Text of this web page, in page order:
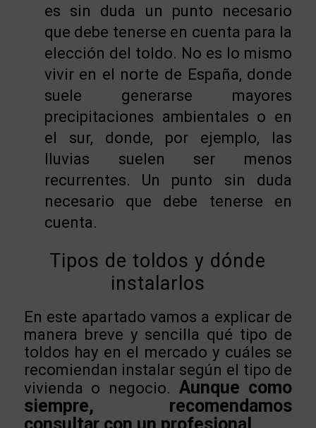
es sin duda un punto necesario
que debe tenerse en cuenta para la
elección del toldo. No es lo mismo
vivir en el norte de España, donde
suele generarse mayores
precipitaciones ambientales o en
el sur, donde, por ejemplo, las
lluvias suelen ser menos
recurrentes. Un punto sin duda
necesario que debe tenerse en
cuenta.
Tipos de toldos y dónde
instalarlos
En este apartado vamos a explicar de
manera breve y sencilla qué tipo de
toldos hay en el mercado y cuáles se
recomiendan instalar según el tipo de
vivienda o negocio. Aunque como
siempre, recomendamos